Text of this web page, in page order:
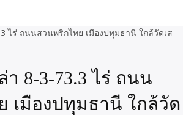
8-3-73.3 ไร่ ถนน
เมืองปทุมธานี ใกล้วัด